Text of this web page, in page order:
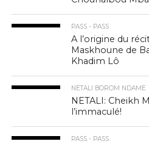
PASS - PASS
A l’origine du
Maskhoune de
Khadim Lô
NETALI BOROM NDAME
NETALI: Cheikh
l’immaculé!
PASS - PASS